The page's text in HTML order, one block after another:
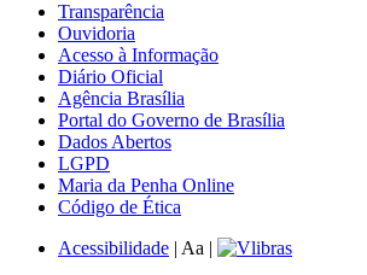
Transparência
Ouvidoria
Acesso à Informação
Diário Oficial
Agência Brasília
Portal do Governo de Brasília
Dados Abertos
LGPD
Maria da Penha Online
Código de Ética
Acessibilidade | Aa |